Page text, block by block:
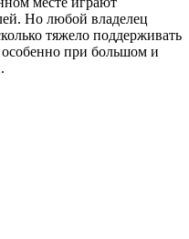
Но любой владелец
тяжело поддерживать
особенно при большом и